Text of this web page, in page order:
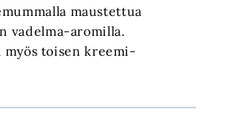
maustettua
vadelma-aromilla.
myös toisen kreemi-